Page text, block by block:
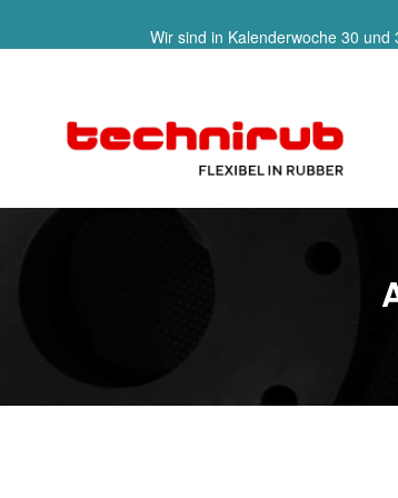
Wir sind in Kalenderwoche 30